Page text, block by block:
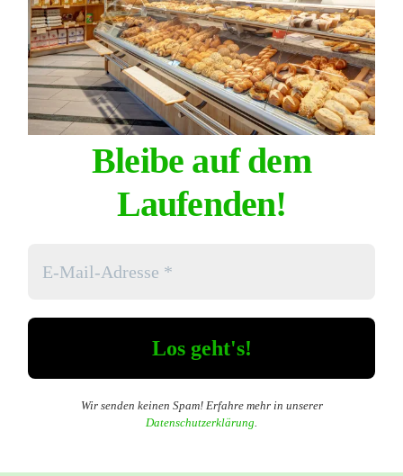
Bleibe auf dem
Laufenden!
Wir senden keinen Spam! Erfahre mehr in unserer
Datenschutzerklärung